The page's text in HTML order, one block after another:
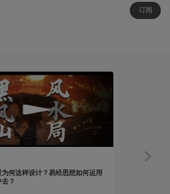
订阅
何这样设计？易经思想如何运用
？
创作笔记